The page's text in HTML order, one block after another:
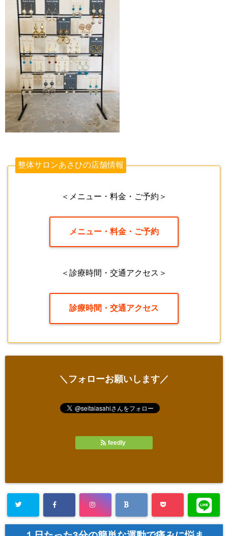
整体サロンあさひの店舗情報
＜メニュー・料金・ご予約＞
メニュー・料金・ご予約
＜診療時間・交通アクセス＞
診療時間・交通アクセス
＼フォローお願いします／
feedly